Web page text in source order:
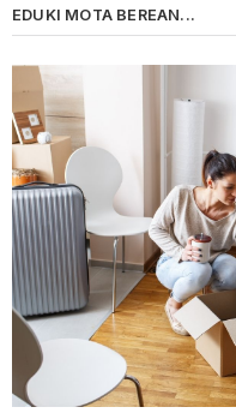
EDUKI MOTA BEREAN...